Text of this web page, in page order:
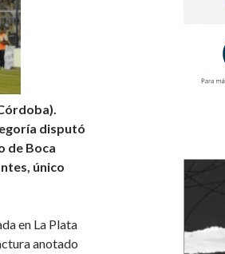
disputó
de Boca
único
en La Plata
anotado